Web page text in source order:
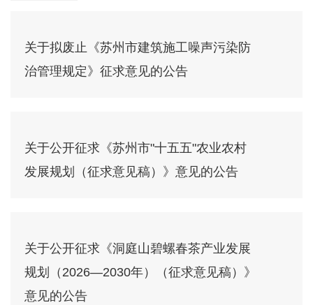
关于拟废止《苏州市建筑施工噪声污染防
治管理规定》征求意见的公告
关于公开征求《苏州市"十五五"农业农村
发展规划（征求意见稿）》意见的公告
关于公开征求《洞庭山碧螺春茶产业发展
规划（2026—2030年）（征求意见稿）》
意见的公告